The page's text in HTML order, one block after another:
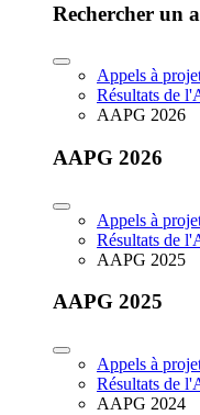
Rechercher un
Appels à
Résultats de
AAPG 2026
AAPG 2026
Appels à
Résultats de
AAPG 2025
AAPG 2025
Appels à
Résultats de
AAPG 2024